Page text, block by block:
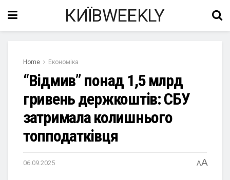
КИЇВWEEKLY
Home Економіка
“Відмив” понад 1,5 млрд
гривень держкоштів: СБУ
затримала колишнього
топподатківця
06.09.2025 AA